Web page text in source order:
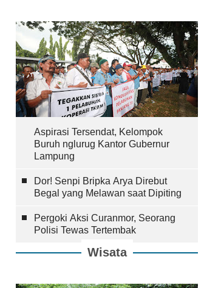
Aspirasi Tersendat, Kelompok
Buruh nglurug Kantor Gubernur
Lampung
Dor! Senpi Bripka Arya Direbut
Begal yang Melawan saat Dipiting
Pergoki Aksi Curanmor, Seorang
Polisi Tewas Tertembak
Wisata